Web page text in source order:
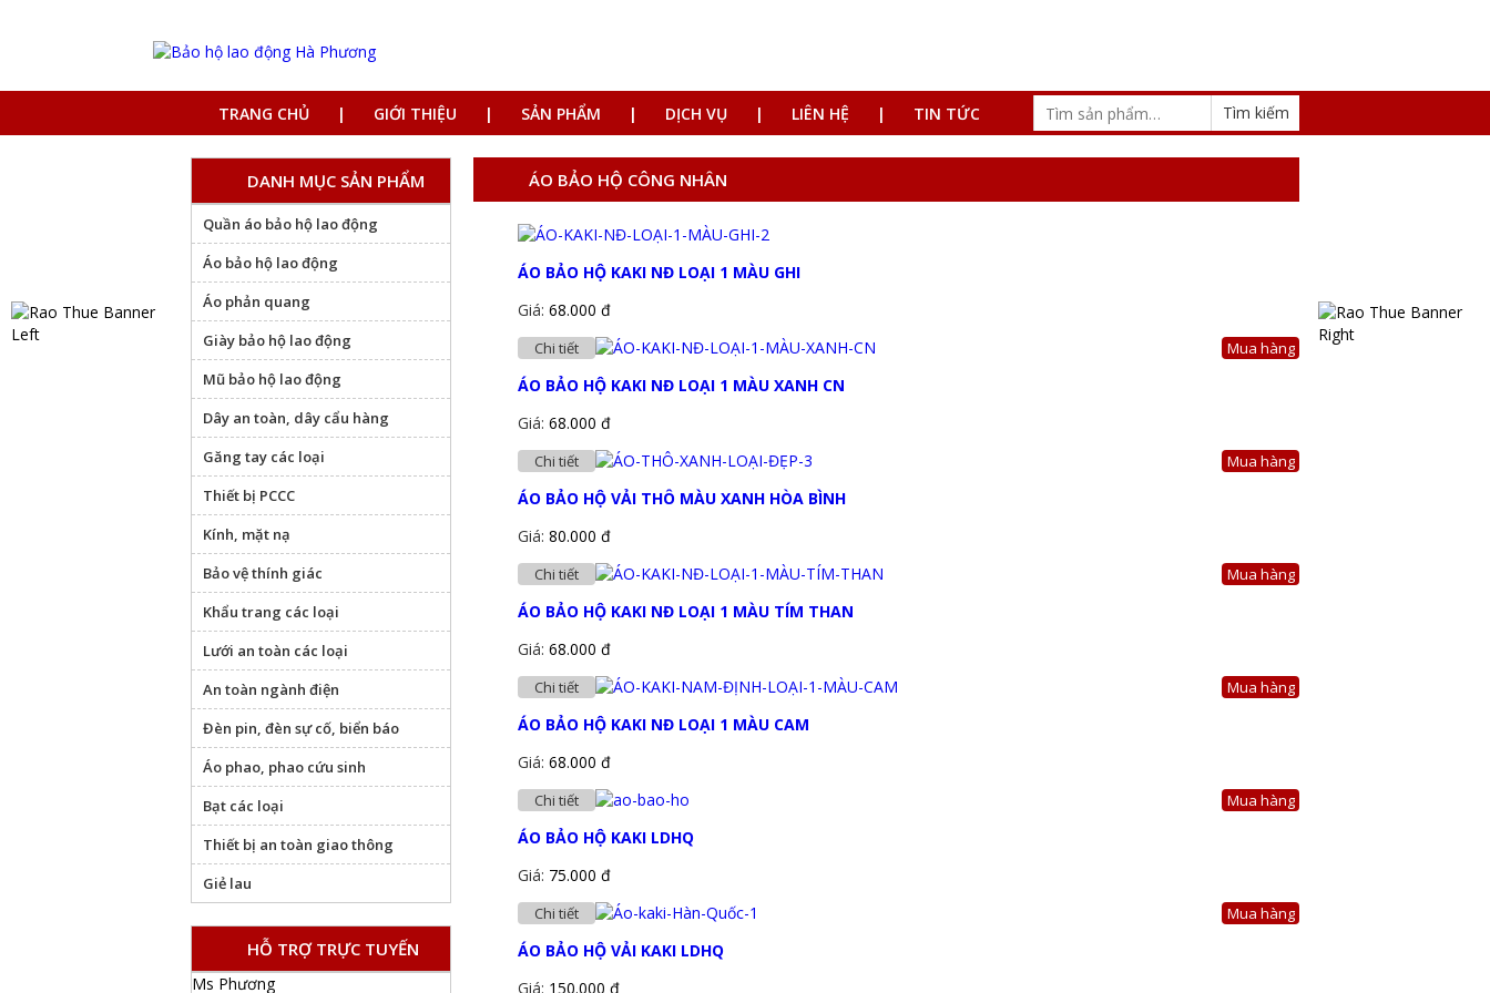
TRANG CHỦ GIỚI THIỆU SẢN PHẨM DỊCH VỤ LIÊN HỆ TIN TỨC
ÁO BẢO HỘ CÔNG NHÂN
ÁO BẢO HỘ KAKI NĐ LOẠI 1 MÀU GHI
Giá: 68.000 đ
Chi tiết Mua hàng
ÁO BẢO HỘ KAKI NĐ LOẠI 1 MÀU XANH CN
Giá: 68.000 đ
Chi tiết Mua hàng
ÁO BẢO HỘ VẢI THÔ MÀU XANH HÒA BÌNH
Giá: 80.000 đ
Chi tiết Mua hàng
ÁO BẢO HỘ KAKI NĐ LOẠI 1 MÀU TÍM THAN
Giá: 68.000 đ
Chi tiết Mua hàng
ÁO BẢO HỘ KAKI NĐ LOẠI 1 MÀU CAM
Giá: 68.000 đ
Chi tiết Mua hàng
ÁO BẢO HỘ KAKI LDHQ
Giá: 75.000 đ
Chi tiết Mua hàng
ÁO BẢO HỘ VẢI KAKI LDHQ
Giá: 150.000 đ
DANH MỤC SẢN PHẨM
Quần áo bảo hộ lao động
Áo bảo hộ lao động
Áo phản quang
Giày bảo hộ lao động
Mũ bảo hộ lao động
Dây an toàn, dây cẩu hàng
Găng tay các loại
Thiết bị PCCC
Kính, mặt nạ
Bảo vệ thính giác
Khẩu trang các loại
Lưới an toàn các loại
An toàn ngành điện
Đèn pin, đèn sự cố, biển báo
Áo phao, phao cứu sinh
Bạt các loại
Thiết bị an toàn giao thông
Giẻ lau
HỖ TRỢ TRỰC TUYẾN
Ms Phương